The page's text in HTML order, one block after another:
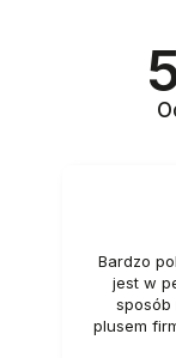
Bardzo
jest w
sposób
plusem